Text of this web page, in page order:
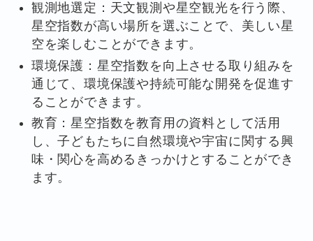
観測地選定：天文観測や星空観光を行う際、
星空指数が高い場所を選ぶことで、美しい星
空を楽しむことができます。
環境保護：星空指数を向上させる取り組みを
通じて、環境保護や持続可能な開発を促進す
ることができます。
教育：星空指数を教育用の資料として活用
し、子どもたちに自然環境や宇宙に関する興
味・関心を高めるきっかけとすることができ
ます。